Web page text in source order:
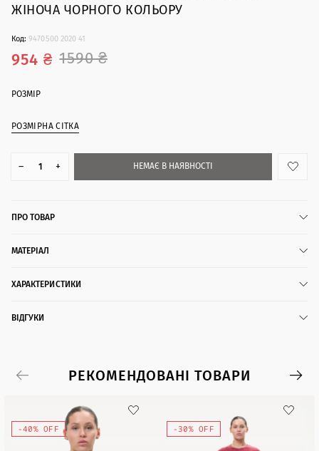
ЖІНОЧА ЧОРНОГО КОЛЬОРУ
Код:9470500 2020 41
1590 ₴
954 ₴
РОЗМІР
РОЗМІРНА СІТКА
– + НЕМАЄ В НАЯВНОСТІ
ПРО ТОВАР
МАТЕРІАЛ
ХАРАКТЕРИСТИКИ
ВІДГУКИ
РЕКОМЕНДОВАНІ ТОВАРИ
-40% OFF -30% OFF